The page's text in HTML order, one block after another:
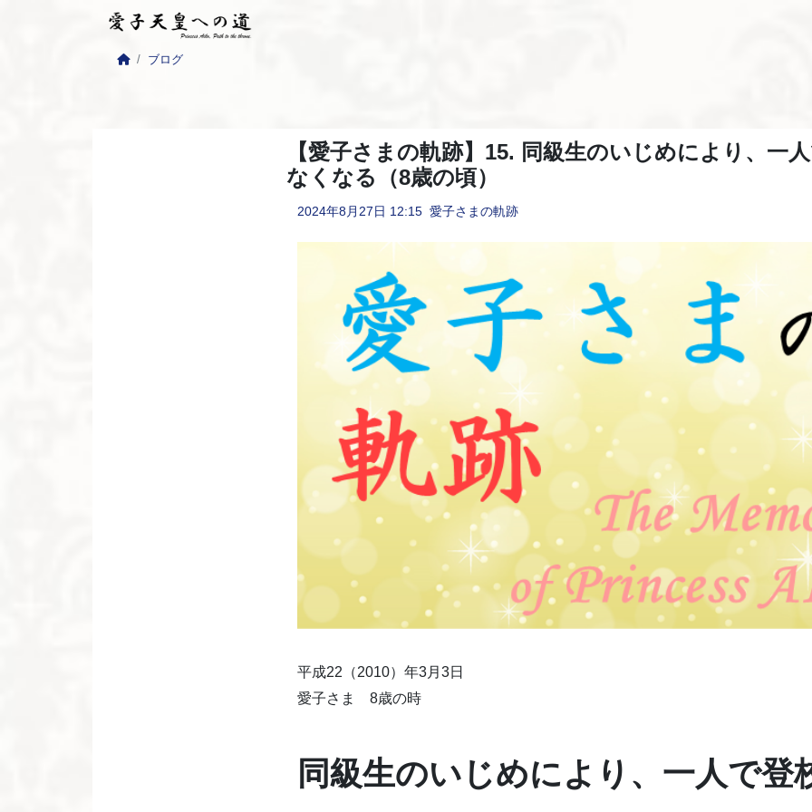
ブログ
【愛子さまの軌跡】15. 同級生のいじめにより、一
なくなる（8歳の頃）
2024年8月27日 12:15 愛子さまの軌跡
平成22（2010）年3月3日
愛子さま 8歳の時
同級生のいじめにより、一人で登